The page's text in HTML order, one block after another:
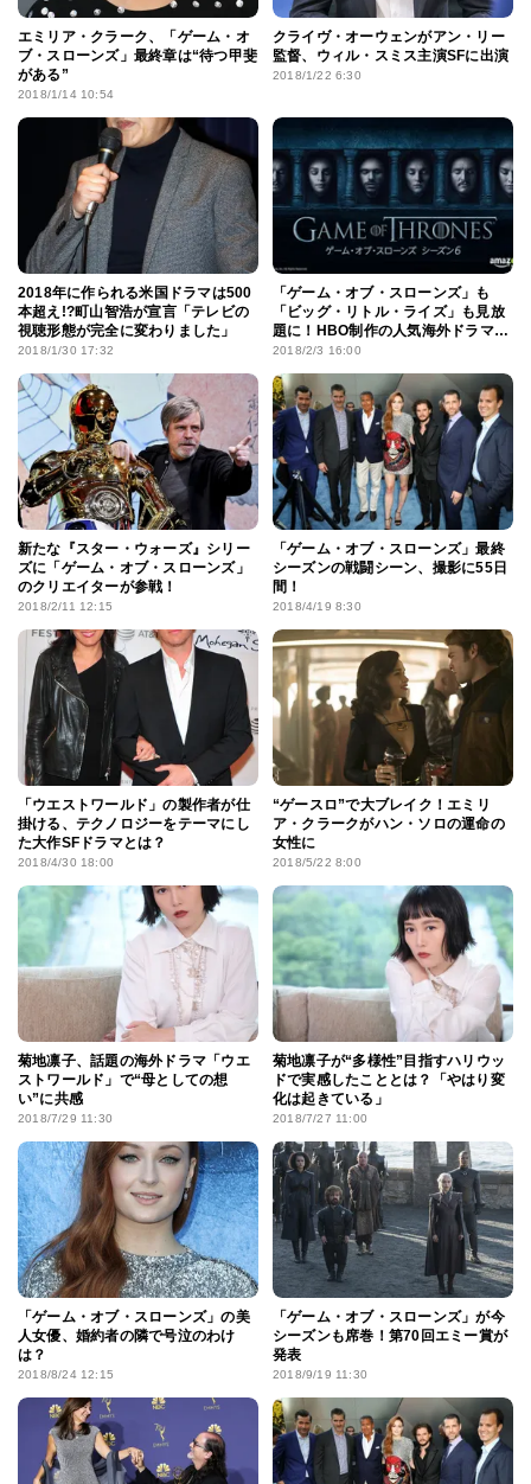
エミリア・クラーク、「ゲーム・オ
ブ・スローンズ」最終章は“待つ甲斐
がある”
2018/1/14 10:54
クライヴ・オーウェンがアン・リー
監督、ウィル・スミス主演SFに出演
2018/1/22 6:30
2018年に作られる米国ドラマは500
本超え!?町山智浩が宣言「テレビの
視聴形態が完全に変わりました」
2018/1/30 17:32
「ゲーム・オブ・スローンズ」も
「ビッグ・リトル・ライズ」も見放
題に！HBO制作の人気海外ドラマが
4月からAmazonプライム・ビデオで
2018/2/3 16:00
新たな『スター・ウォーズ』シリー
ズに「ゲーム・オブ・スローンズ」
のクリエイターが参戦！
2018/2/11 12:15
「ゲーム・オブ・スローンズ」最終
シーズンの戦闘シーン、撮影に55日
間！
2018/4/19 8:30
「ウエストワールド」の製作者が仕
掛ける、テクノロジーをテーマにし
た大作SFドラマとは？
2018/4/30 18:00
“ゲースロ”で大ブレイク！エミリ
ア・クラークがハン・ソロの運命の
女性に
2018/5/22 8:00
菊地凛子、話題の海外ドラマ「ウエ
ストワールド」で“母としての想
い”に共感
2018/7/29 11:30
菊地凛子が“多様性”目指すハリウッ
ドで実感したこととは？「やはり変
化は起きている」
2018/7/27 11:00
「ゲーム・オブ・スローンズ」の美
人女優、婚約者の隣で号泣のわけ
は？
2018/8/24 12:15
「ゲーム・オブ・スローンズ」が今
シーズンも席巻！第70回エミー賞が
発表
2018/9/19 11:30